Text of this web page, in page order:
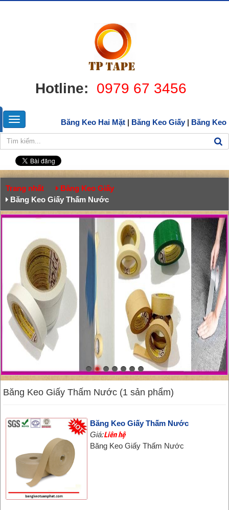
Hotline: 0979 67 3456
Băng Keo Hai Mặt | Băng Keo Giấy| Băng Keo
Trang nhất
Băng Keo Giấy
Băng Keo Giấy Thấm Nước
Băng Keo Giấy Thấm Nước (1 sản phẩm)
Băng Keo Giấy Thấm Nước
Giá:Liên hệ
Băng Keo Giấy Thấm Nước